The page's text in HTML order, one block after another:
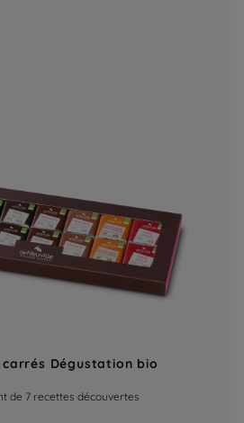
Dégustation bio
de 7 recettes découvertes